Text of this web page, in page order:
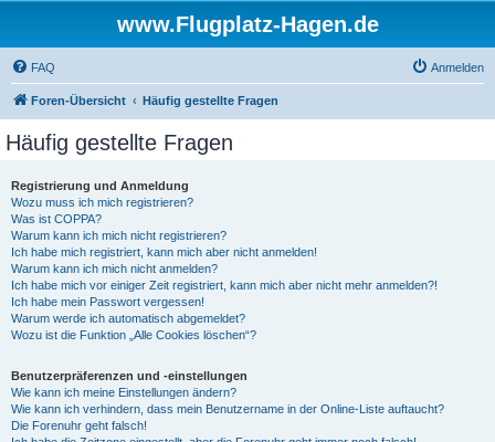
www.Flugplatz-Hagen.de
FAQ Anmelden
Foren-Übersicht Häufig gestellte Fragen
Häufig gestellte Fragen
Registrierung und Anmeldung
Wozu muss ich mich registrieren?
Was ist COPPA?
Warum kann ich mich nicht registrieren?
Ich habe mich registriert, kann mich aber nicht anmelden!
Warum kann ich mich nicht anmelden?
Ich habe mich vor einiger Zeit registriert, kann mich aber nicht mehr anmelden?!
Ich habe mein Passwort vergessen!
Warum werde ich automatisch abgemeldet?
Wozu ist die Funktion „Alle Cookies löschen“?
Benutzerpräferenzen und -einstellungen
Wie kann ich meine Einstellungen ändern?
Wie kann ich verhindern, dass mein Benutzername in der Online-Liste auftaucht?
Die Forenuhr geht falsch!